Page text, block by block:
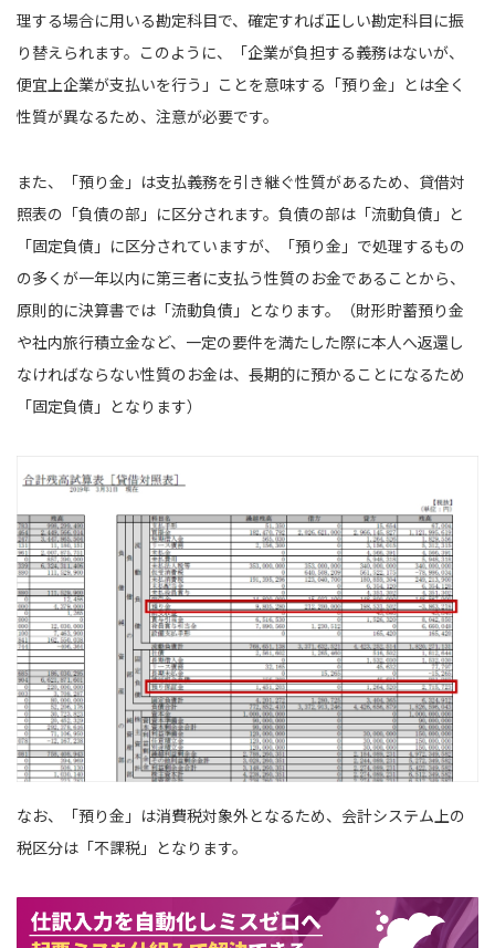
理する場合に用いる勘定科目で、確定すれば正しい勘定科目に振
り替えられます。このように、「企業が負担する義務はないが、
便宜上企業が支払いを行う」ことを意味する「預り金」とは全く
性質が異なるため、注意が必要です。
また、「預り金」は支払義務を引き継ぐ性質があるため、貸借対
照表の「負債の部」に区分されます。負債の部は「流動負債」と
「固定負債」に区分されていますが、「預り金」で処理するもの
の多くが一年以内に第三者に支払う性質のお金であることから、
原則的に決算書では「流動負債」となります。（財形貯蓄預り金
や社内旅行積立金など、一定の要件を満たした際に本人へ返還し
なければならない性質のお金は、長期的に預かることになるため
「固定負債」となります）
なお、「預り金」は消費税対象外となるため、会計システム上の
税区分は「不課税」となります。